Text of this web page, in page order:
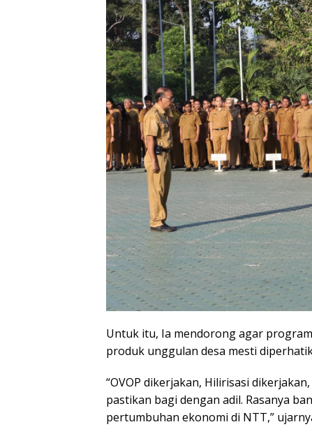
Untuk itu, Ia mendorong agar
produk unggulan desa mesti
“OVOP dikerjakan, Hilirisasi
pastikan bagi dengan adil. Rasanya
pertumbuhan ekonomi di NTT,”